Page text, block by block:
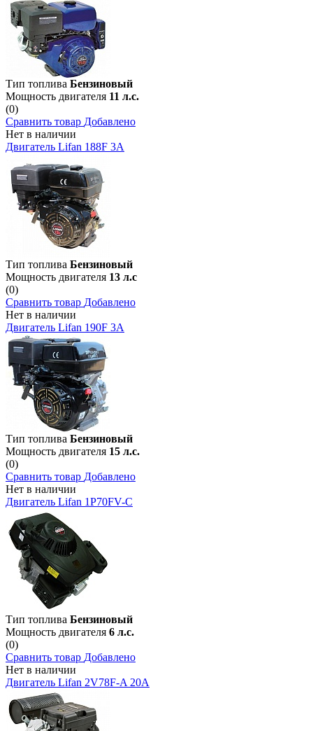
Тип топлива Бензиновый
Мощность двигателя 11 л.с.
(0)
Сравнить товар Добавлено
Нет в наличии
Двигатель Lifan 188F 3А
Тип топлива Бензиновый
Мощность двигателя 13 л.с
(0)
Сравнить товар Добавлено
Нет в наличии
Двигатель Lifan 190F 3А
Тип топлива Бензиновый
Мощность двигателя 15 л.с.
(0)
Сравнить товар Добавлено
Нет в наличии
Двигатель Lifan 1P70FV-C
Тип топлива Бензиновый
Мощность двигателя 6 л.с.
(0)
Сравнить товар Добавлено
Нет в наличии
Двигатель Lifan 2V78F-A 20А